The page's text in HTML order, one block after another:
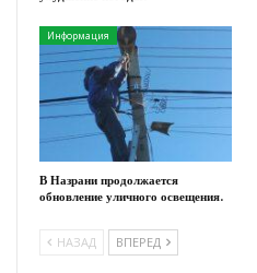
Информация
В Назрани продолжается
обновление уличного освещения.
НАЗАД ВПЕРЕД